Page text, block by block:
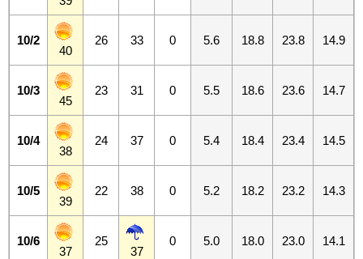
10/2
40
26 33 0 5.6 18.8 23.8 14.9
10/3
45
23 31 0 5.5 18.6 23.6 14.7
10/4
38
24 37 0 5.4 18.4 23.4 14.5
10/5
39
22 38 0 5.2 18.2 23.2 14.3
10/6
37
25
37
0 5.0 18.0 23.0 14.1